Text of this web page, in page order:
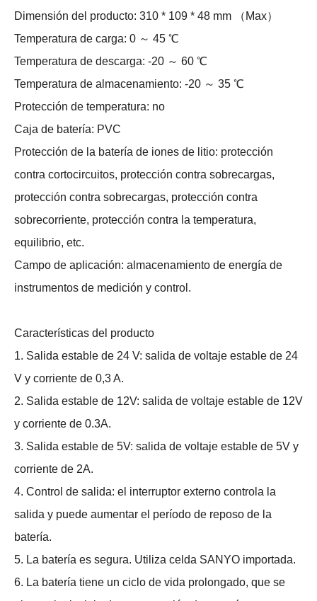
Dimensión del producto: 310 * 109 * 48 mm （Max）
Temperatura de carga: 0 ～ 45 ℃
Temperatura de descarga: -20 ～ 60 ℃
Temperatura de almacenamiento: -20 ～ 35 ℃
Protección de temperatura: no
Caja de batería: PVC
Protección de la batería de iones de litio: protección
contra cortocircuitos, protección contra sobrecargas,
protección contra sobrecargas, protección contra
sobrecorriente, protección contra la temperatura,
equilibrio, etc.
Campo de aplicación: almacenamiento de energía de
instrumentos de medición y control.
Características del producto
1. Salida estable de 24 V: salida de voltaje estable de 24
V y corriente de 0,3 A.
2. Salida estable de 12V: salida de voltaje estable de 12V
y corriente de 0.3A.
3. Salida estable de 5V: salida de voltaje estable de 5V y
corriente de 2A.
4. Control de salida: el interruptor externo controla la
salida y puede aumentar el período de reposo de la
batería.
5. La batería es segura. Utiliza celda SANYO importada.
6. La batería tiene un ciclo de vida prolongado, que se